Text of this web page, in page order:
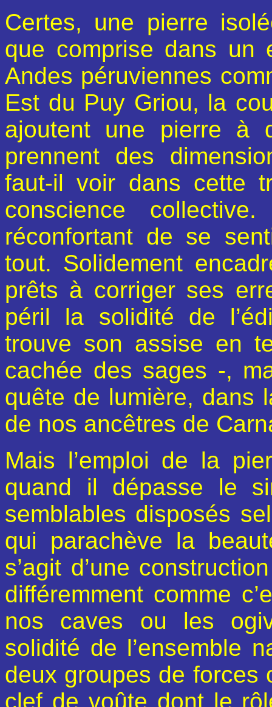
Certes, une pierre
que comprise dans un
Andes péruviennes
Est du Puy Griou, la
ajoutent une pierre à
prennent des
faut-il voir dans cette
conscience
réconfortant de se
tout. Solidement
prêts à corriger ses
péril la solidité de
trouve son assise en
cachée des sages -,
quête de lumière, dans
de nos ancêtres de
Mais l’emploi de la
quand il dépasse le
semblables disposés
qui parachève la
s’agit d’une
différemment comme
nos caves ou les
solidité de l’ensemble
deux groupes de forces
clef de voûte dont le